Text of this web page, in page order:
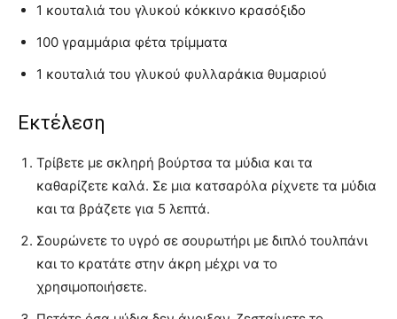
1 κουταλιά του γλυκού κόκκινο κρασόξιδο
100 γραμμάρια φέτα τρίμματα
1 κουταλιά του γλυκού φυλλαράκια θυμαριού
Εκτέλεση
Τρίβετε με σκληρή βούρτσα τα μύδια και τα
καθαρίζετε καλά. Σε μια κατσαρόλα ρίχνετε τα μύδια
και τα βράζετε για 5 λεπτά.
Σουρώνετε το υγρό σε σουρωτήρι με διπλό τουλπάνι
και το κρατάτε στην άκρη μέχρι να το
χρησιμοποιήσετε.